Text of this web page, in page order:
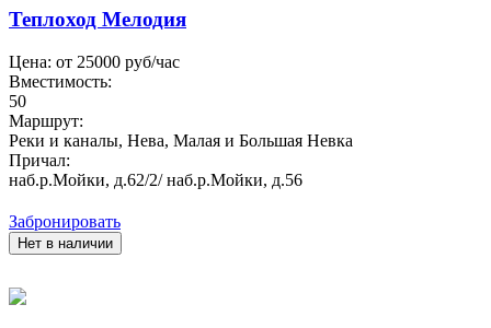
Теплоход Мелодия
Цена: от 25000 руб/час
Вместимость:
50
Маршрут:
Реки и каналы, Нева, Малая и Большая Невка
Причал:
наб.р.Мойки, д.62/2/ наб.р.Мойки, д.56
Забронировать
Нет в наличии